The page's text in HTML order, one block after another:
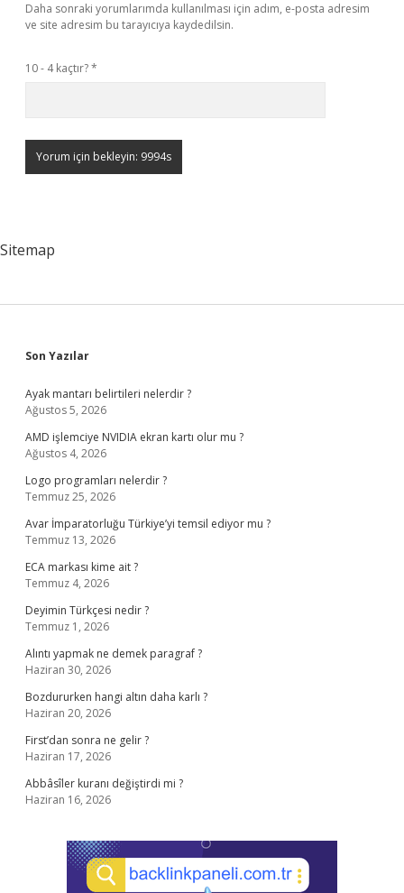
Daha sonraki yorumlarımda kullanılması için adım, e-posta adresim
ve site adresim bu tarayıcıya kaydedilsin.
10 - 4 kaçtır?*
Sitemap
Sidebar
Son Yazılar
Ayak mantarı belirtileri nelerdir ?
Ağustos 5, 2026
AMD işlemciye NVIDIA ekran kartı olur mu ?
Ağustos 4, 2026
Logo programları nelerdir ?
Temmuz 25, 2026
Avar İmparatorluğu Türkiye’yi temsil ediyor mu ?
Temmuz 13, 2026
ECA markası kime ait ?
Temmuz 4, 2026
Deyimin Türkçesi nedir ?
Temmuz 1, 2026
Alıntı yapmak ne demek paragraf ?
Haziran 30, 2026
Bozdururken hangi altın daha karlı ?
Haziran 20, 2026
First’dan sonra ne gelir ?
Haziran 17, 2026
Abbâsîler kuranı değiştirdi mi ?
Haziran 16, 2026